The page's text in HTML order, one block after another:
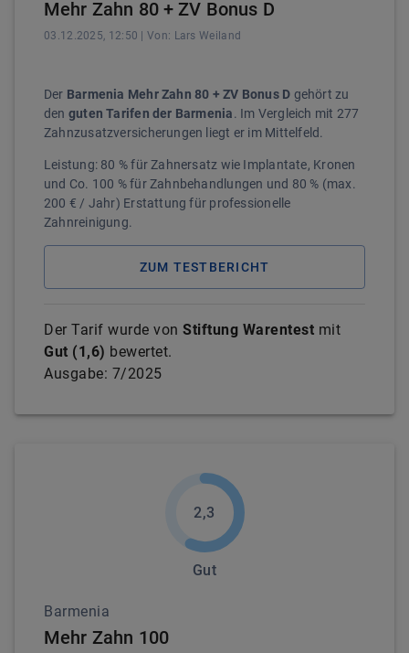
Mehr Zahn 80 + ZV Bonus D
03.12.2025, 12:50 | Von: Lars Weiland
Der Barmenia Mehr Zahn 80 + ZV Bonus D gehört zu
den guten Tarifen der Barmenia. Im Vergleich mit 277
Zahnzusatzversicherungen liegt er im Mittelfeld.
Leistung: 80 % für Zahnersatz wie Implantate, Kronen
und Co. 100 % für Zahnbehandlungen und 80 % (max.
200 € / Jahr) Erstattung für professionelle
Zahnreinigung.
ZUM TESTBERICHT
Der Tarif wurde von Stiftung Warentest mit
Gut (1,6) bewertet.
Ausgabe: 7/2025
2,3
Gut
Barmenia
Mehr Zahn 100